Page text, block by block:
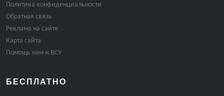
Политика конфиденциальности
Обратная связь
Реклама на сайте
Карта сайта
Помощь нам и ВСУ
БЕСПЛАТНО